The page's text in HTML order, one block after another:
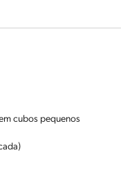
cubos pequenos